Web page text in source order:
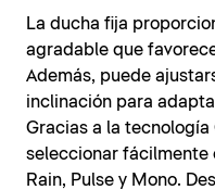
La ducha fija
agradable que
Además, puede
inclinación para
Gracias a la
seleccionar fácilmente
Rain, Pulse y Mono.